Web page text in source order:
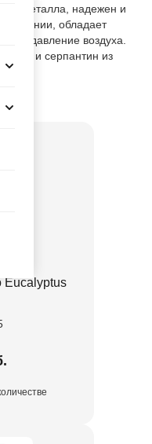
из металла, надежен и
обладает
давление воздуха.
и серпантин из
Eucalyptus